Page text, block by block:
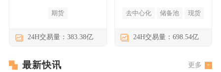
期货
24H交易量：383.38亿
去中心化 储备池 现货
24H交易量：698.54亿
最新快讯 更多